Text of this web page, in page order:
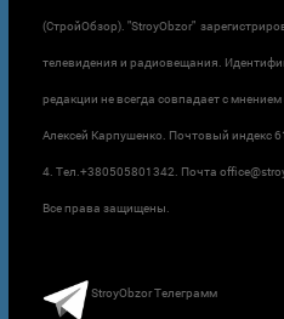
(СтройОбзор). "StroyObzor"
телевидения и радиовещания.
редакции не всегда совпадает с
Алексей Карпушенко. Почтовый индекс
4. Тел.+380505801342. Почта
Все права защищены.
StroyObzor Телеграмм